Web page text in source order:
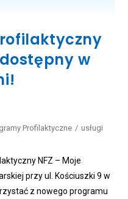
w
Profilaktyczne / usługi
NFZ – Moje
przy ul. Kościuszki 9 w
z nowego programu